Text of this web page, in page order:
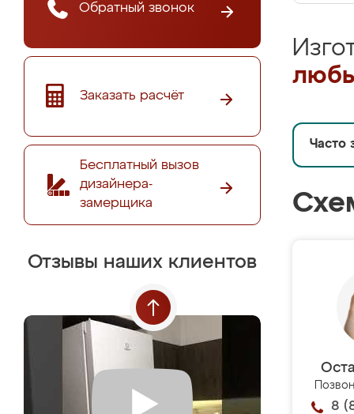
Обратный звонок
Заказать расчёт
Бесплатный вызов
дизайнера-
замерщика
Отзывы наших клиентов
Часто
8